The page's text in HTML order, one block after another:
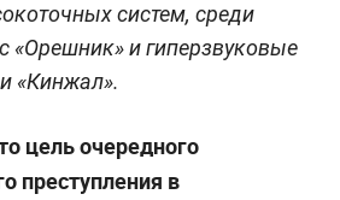
систем, среди
«Орешник» и гиперзвуковые
«Кинжал».
цель очередного
преступления в